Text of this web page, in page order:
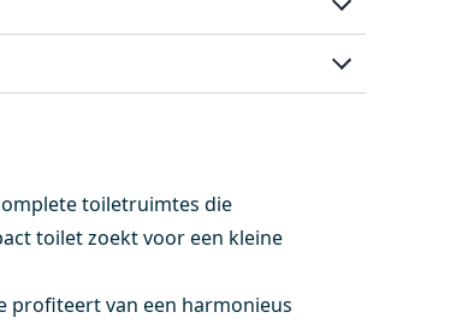
toiletruimtes die
toilet zoekt voor een kleine
profiteert van een harmonieus